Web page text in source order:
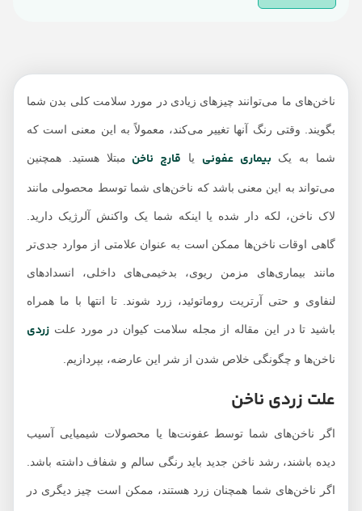
ناخن‌های ما می‌توانند چیزهای زیادی در مورد سلامت کلی بدن شما
بگویند. وقتی رنگ آنها تغییر می‌کند، معمولاً به این معنی است که
شما به یک بیماری عفونییاقارچ ناخن مبتلا هستید. همچنین
می‌تواند به این معنی باشد که ناخن‌های شما توسط محصولی مانند
لاک ناخن، لکه دار شده یا اینکه شما یک واکنش آلرژیک دارید.
گاهی اوقات ناخن‌ها ممکن است به عنوان علامتی از موارد جدی‌تر
مانند بیماری‌های مزمن ریوی، بدخیمی‌های داخلی، انسدادهای
لنفاوی و حتی آرتریت روماتوئید، زرد شوند. تا انتها با ما همراه
باشید تا در این مقاله از مجله سلامت کیوان در مورد علتزردی
ناخن‌ها و چگونگی خلاص شدن از شر این عارضه، بپردازیم.
علت زردی ناخن
اگر ناخن‌های شما توسط عفونت‌ها یا محصولات شیمیایی آسیب
دیده‌ باشند، رشد ناخن جدید باید رنگی سالم و شفاف داشته باشد.
اگر ناخن‌های شما همچنان زرد هستند، ممکن است چیز دیگری در